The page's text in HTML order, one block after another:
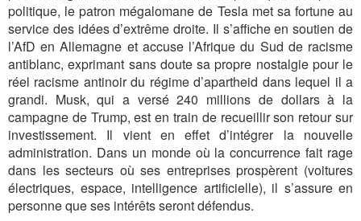
politique, le patron mégalomane de Tesla met sa fortune au
service des idées d’extrême droite. Il s’affiche en soutien de
l’AfD en Allemagne et accuse l’Afrique du Sud de racisme
antiblanc, exprimant sans doute sa propre nostalgie pour le
réel racisme antinoir du régime d’apartheid dans lequel il a
grandi. Musk, qui a versé 240 millions de dollars à la
campagne de Trump, est en train de recueillir son retour sur
investissement. Il vient en effet d’intégrer la nouvelle
administration. Dans un monde où la concurrence fait rage
dans les secteurs où ses entreprises prospèrent (voitures
électriques, espace, intelligence artificielle), il s’assure en
personne que ses intérêts seront défendus.